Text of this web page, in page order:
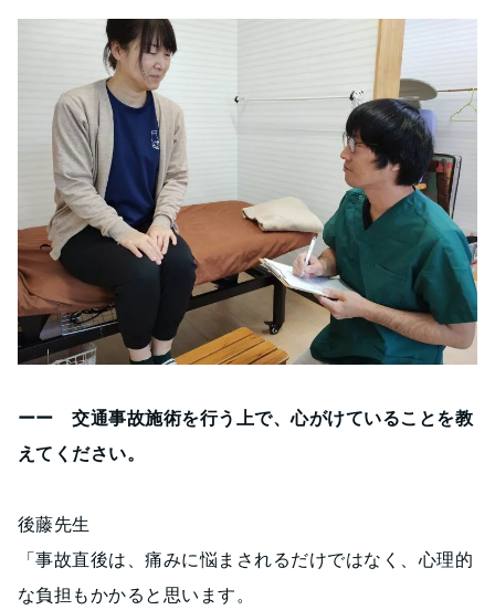
ーー 交通事故施術を行う上で、心がけていることを教
えてください。
後藤先生
「事故直後は、痛みに悩まされるだけではなく、心理的
な負担もかかると思います。